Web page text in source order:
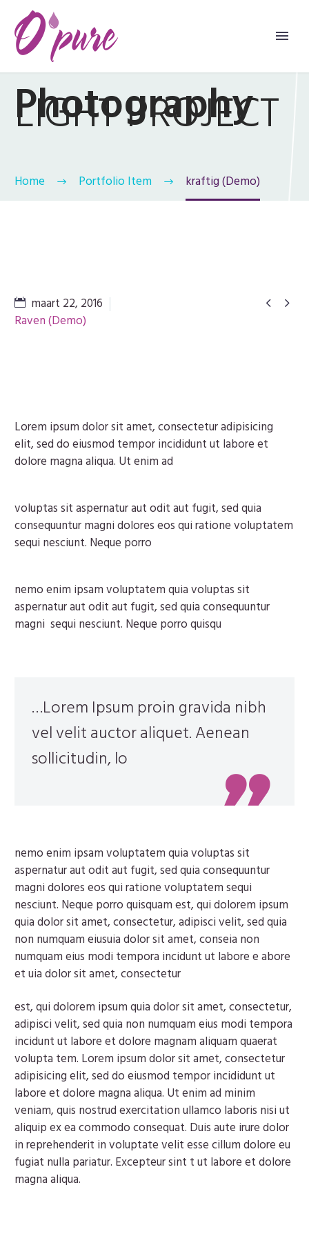
Photography
LIGHT PROJECT
Home Portfolio Item kraftig (Demo)
 
maart 22, 2016
Raven (Demo)
Lorem ipsum dolor sit amet, consectetur adipisicing
elit, sed do eiusmod tempor incididunt ut labore et
dolore magna aliqua. Ut enim ad
voluptas sit aspernatur aut odit aut fugit, sed quia
consequuntur magni dolores eos qui ratione voluptatem
sequi nesciunt. Neque porro
nemo enim ipsam voluptatem quia voluptas sit
aspernatur aut odit aut fugit, sed quia consequuntur
magni sequi nesciunt. Neque porro quisqu
…Lorem Ipsum proin gravida nibh
vel velit auctor aliquet. Aenean
sollicitudin, lo
nemo enim ipsam voluptatem quia voluptas sit
aspernatur aut odit aut fugit, sed quia consequuntur
magni dolores eos qui ratione voluptatem sequi
nesciunt. Neque porro quisquam est, qui dolorem ipsum
quia dolor sit amet, consectetur, adipisci velit, sed quia
non numquam eiusuia dolor sit amet, conseia non
numquam eius modi tempora incidunt ut labore e abore
et uia dolor sit amet, consectetur
est, qui dolorem ipsum quia dolor sit amet, consectetur,
adipisci velit, sed quia non numquam eius modi tempora
incidunt ut labore et dolore magnam aliquam quaerat
volupta tem. Lorem ipsum dolor sit amet, consectetur
adipisicing elit, sed do eiusmod tempor incididunt ut
labore et dolore magna aliqua. Ut enim ad minim
veniam, quis nostrud exercitation ullamco laboris nisi ut
aliquip ex ea commodo consequat. Duis aute irure dolor
in reprehenderit in voluptate velit esse cillum dolore eu
fugiat nulla pariatur. Excepteur sint t ut labore et dolore
magna aliqua.